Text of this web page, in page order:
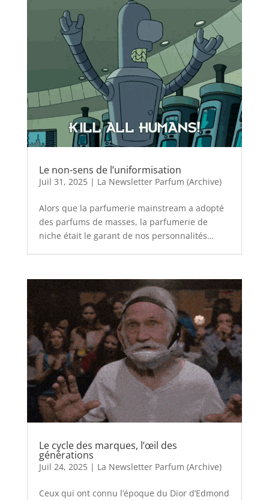
Le non-sens de l’uniformisation
Juil 31, 2025| La Newsletter Parfum (Archive)
Alors que la parfumerie mainstream a adopté
des parfums de masses, la parfumerie de
niche était le garant de nos personnalités…
Le cycle des marques, l’œil des
générations
Juil 24, 2025| La Newsletter Parfum (Archive)
Ceux qui ont connu l’époque du Dior d’Edmond